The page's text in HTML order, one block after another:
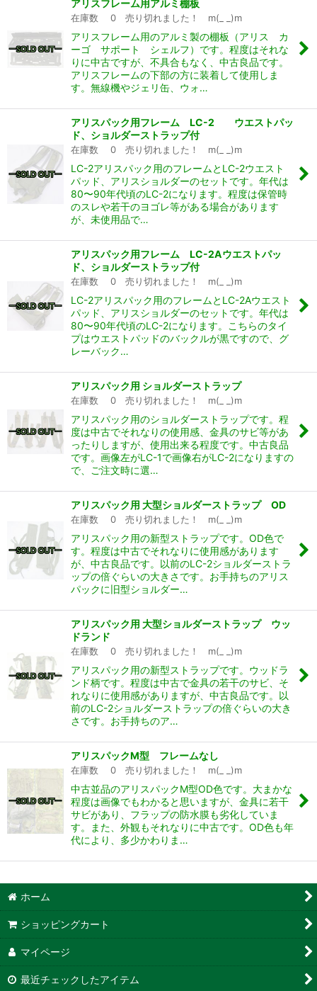
アリスフレーム用アルミ棚板
在庫数 0 売り切れました！ m(_ _)m
アリスフレーム用のアルミ製の棚板（アリス カ
ーゴ サポート シェルフ）です。程度はそれな
りに中古ですが、不具合もなく、中古良品です。
アリスフレームの下部の方に装着して使用しま
す。無線機やジェリ缶、ウォ…
アリスパック用フレーム LC-2 ウエストパッ
ド、ショルダーストラップ付
在庫数 0 売り切れました！ m(_ _)m
LC-2アリスパック用のフレームとLC-2ウエスト
パッド、アリスショルダーのセットです。年代は
80〜90年代頃のLC-2になります。程度は保管時
のスレや若干のヨゴレ等がある場合があります
が、未使用品で…
アリスパック用フレーム LC-2Aウエストパッ
ド、ショルダーストラップ付
在庫数 0 売り切れました！ m(_ _)m
LC-2アリスパック用のフレームとLC-2Aウエスト
パッド、アリスショルダーのセットです。年代は
80〜90年代頃のLC-2になります。こちらのタイ
プはウエストパッドのバックルが黒ですので、グ
レーバック…
アリスパック用 ショルダーストラップ
在庫数 0 売り切れました！ m(_ _)m
アリスパック用のショルダーストラップです。程
度は中古でそれなりの使用感、金具のサビ等があ
ったりしますが、使用出来る程度です。中古良品
です。画像左がLC-1で画像右がLC-2になりますの
で、ご注文時に選…
アリスパック用 大型ショルダーストラップ OD
在庫数 0 売り切れました！ m(_ _)m
アリスパック用の新型ストラップです。OD色で
す。程度は中古でそれなりに使用感があります
が、中古良品です。以前のLC-2ショルダーストラ
ップの倍ぐらいの大きさです。お手持ちのアリス
パックに旧型ショルダー…
アリスパック用 大型ショルダーストラップ ウッ
ドランド
在庫数 0 売り切れました！ m(_ _)m
アリスパック用の新型ストラップです。ウッドラ
ンド柄です。程度は中古で金具の若干のサビ、そ
れなりに使用感がありますが、中古良品です。以
前のLC-2ショルダーストラップの倍ぐらいの大き
さです。お手持ちのア…
アリスパックM型 フレームなし
在庫数 0 売り切れました！ m(_ _)m
中古並品のアリスパックM型OD色です。大まかな
程度は画像でもわかると思いますが、金具に若干
サビがあり、フラップの防水膜も劣化していま
す。また、外観もそれなりに中古です。OD色も年
代により、多少かわりま…
ホーム
ショッピングカート
マイページ
最近チェックしたアイテム